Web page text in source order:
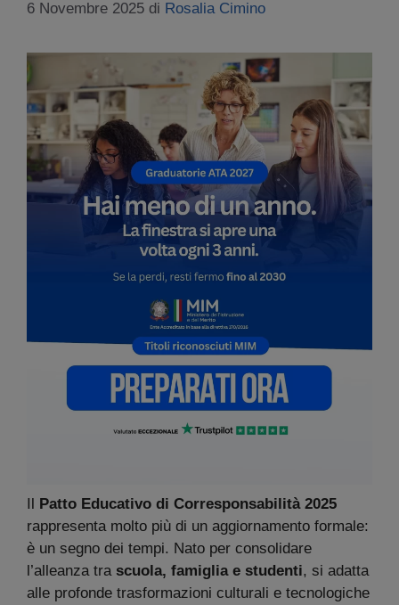
6 Novembre 2025 di Rosalia Cimino
Il Patto Educativo di Corresponsabilità 2025
rappresenta molto più di un aggiornamento formale:
è un segno dei tempi. Nato per consolidare
l’alleanza tra scuola, famiglia e studenti, si adatta
alle profonde trasformazioni culturali e tecnologiche